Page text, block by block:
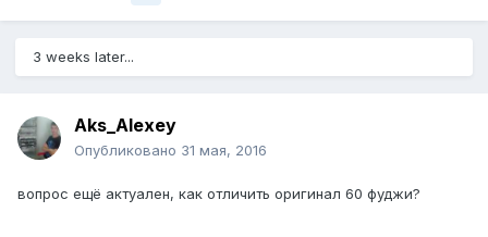
3 weeks later...
Aks_Alexey
Опубликовано 31 мая, 2016
вопрос ещё актуален, как отличить оригинал 60 фуджи?